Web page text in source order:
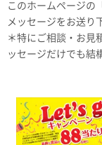
このホームページの
メッセージをお送り
＊特にご相談・お見
ッセージだけでも結